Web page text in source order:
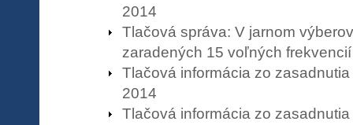
2014
Tlačová správa: V jarnom
zaradených 15 voľných
Tlačová informácia zo
2014
Tlačová informácia zo